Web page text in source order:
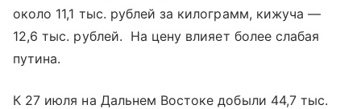
около 11,1 тыс. рублей за килограмм, кижуча —
12,6 тыс. рублей. На цену влияет более слабая
путина.
К 27 июля на Дальнем Востоке добыли 44,7 тыс.